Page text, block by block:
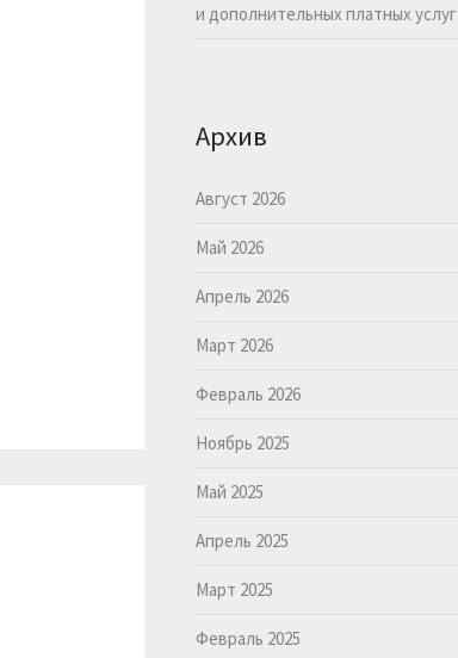
и дополнительных платных услуг
Архив
Август 2026
Май 2026
Апрель 2026
Март 2026
Февраль 2026
Ноябрь 2025
Май 2025
Апрель 2025
Март 2025
Февраль 2025